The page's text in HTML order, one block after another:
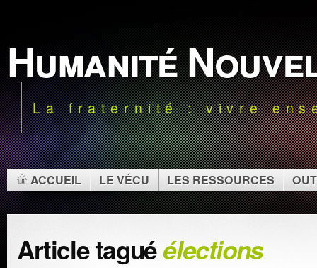
Humanité
La fraternité : vivre
ACCUEIL LE VÉCU LES RESSOURCES
Article taguéélections